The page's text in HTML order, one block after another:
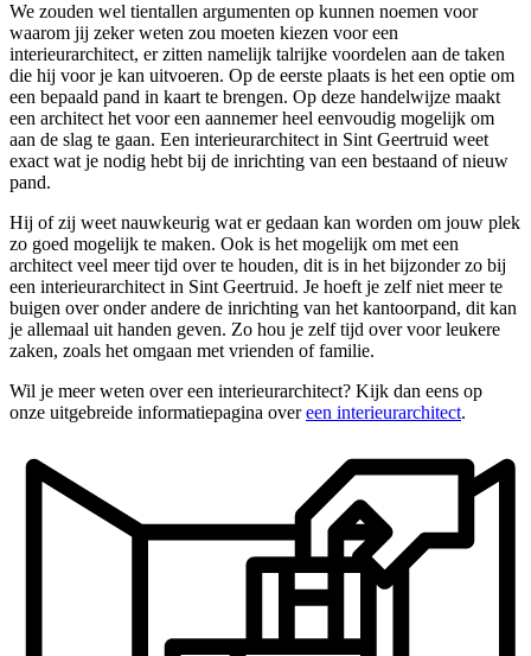
We zouden wel tientallen argumenten op kunnen noemen voor
waarom jij zeker weten zou moeten kiezen voor een
interieurarchitect, er zitten namelijk talrijke voordelen aan de taken
die hij voor je kan uitvoeren. Op de eerste plaats is het een optie om
een bepaald pand in kaart te brengen. Op deze handelwijze maakt
een architect het voor een aannemer heel eenvoudig mogelijk om
aan de slag te gaan. Een interieurarchitect in Sint Geertruid weet
exact wat je nodig hebt bij de inrichting van een bestaand of nieuw
pand.
Hij of zij weet nauwkeurig wat er gedaan kan worden om jouw plek
zo goed mogelijk te maken. Ook is het mogelijk om met een
architect veel meer tijd over te houden, dit is in het bijzonder zo bij
een interieurarchitect in Sint Geertruid. Je hoeft je zelf niet meer te
buigen over onder andere de inrichting van het kantoorpand, dit kan
je allemaal uit handen geven. Zo hou je zelf tijd over voor leukere
zaken, zoals het omgaan met vrienden of familie.
Wil je meer weten over een interieurarchitect? Kijk dan eens op
onze uitgebreide informatiepagina overeen interieurarchitect.